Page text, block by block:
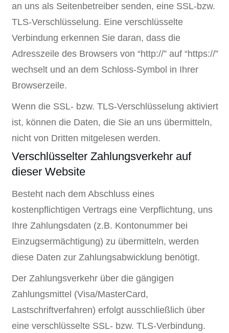
an uns als Seitenbetreiber senden, eine SSL-bzw.
TLS-Verschlüsselung. Eine verschlüsselte
Verbindung erkennen Sie daran, dass die
Adresszeile des Browsers von “http://” auf “https://”
wechselt und an dem Schloss-Symbol in Ihrer
Browserzeile.
Wenn die SSL- bzw. TLS-Verschlüsselung aktiviert
ist, können die Daten, die Sie an uns übermitteln,
nicht von Dritten mitgelesen werden.
Verschlüsselter Zahlungsverkehr auf
dieser Website
Besteht nach dem Abschluss eines
kostenpflichtigen Vertrags eine Verpflichtung, uns
Ihre Zahlungsdaten (z.B. Kontonummer bei
Einzugsermächtigung) zu übermitteln, werden
diese Daten zur Zahlungsabwicklung benötigt.
Der Zahlungsverkehr über die gängigen
Zahlungsmittel (Visa/MasterCard,
Lastschriftverfahren) erfolgt ausschließlich über
eine verschlüsselte SSL- bzw. TLS-Verbindung.